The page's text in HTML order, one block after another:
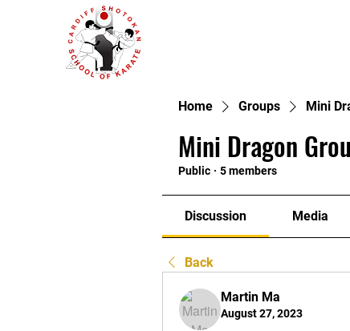
Home Groups Mini
Mini Dragon
Public · 5 members
Discussion Media
Back
Martin Ma
August 27, 2023